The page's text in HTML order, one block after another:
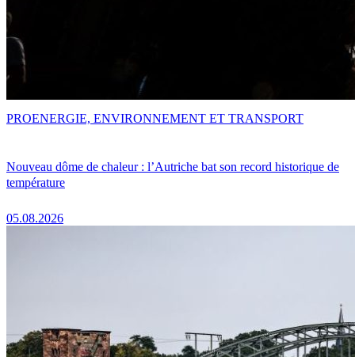
Nouveau dôme de chaleur : l’Autriche bat son record historique de
température
05.08.2026
PROENERGIE, ENVIRONNEMENT ET TRANSPORT